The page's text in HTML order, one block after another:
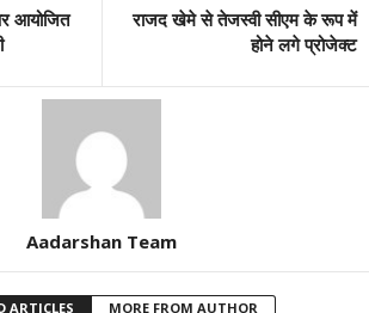
आयोजित
राजद खेमे से तेजस्वी सीएम के रूप में
होने लगे प्रोजेक्ट
Aadarshan Team
ARTICLES MORE FROM AUTHOR